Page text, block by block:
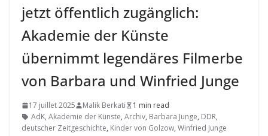
jetzt öffentlich zugänglich:
Akademie der Künste
übernimmt legendäres Filmerbe
von Barbara und Winfried Junge
17 juillet 2025 Malik Berkati
1 min read
AdK, Akademie der Künste, Archiv, Barbara Junge, DDR,
deutscher Zeitgeschichte, Kinder von Golzow, Winfried Junge